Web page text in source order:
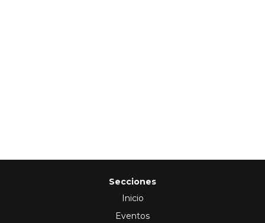
Secciones
Inicio
Eventos